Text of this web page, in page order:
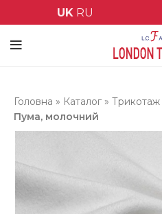
UK RU
Головна » Каталог »Трикотаж
Пума, молочний